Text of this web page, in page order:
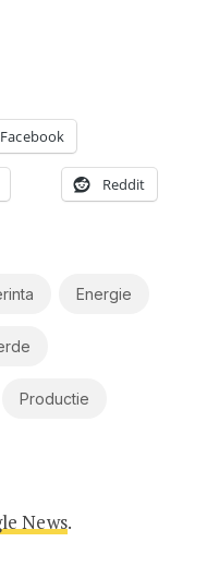
Facebook
Reddit
Energie
Productie
News.